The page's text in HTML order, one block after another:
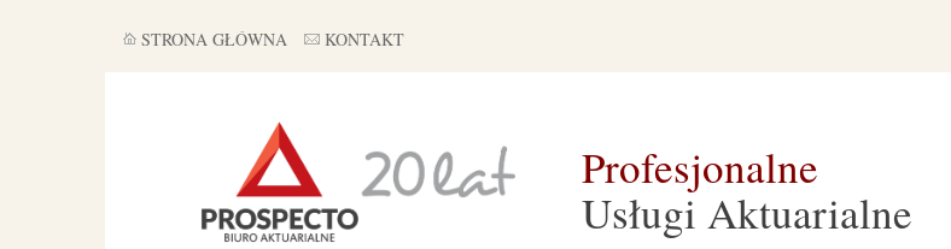
STRONA GŁÓWNA KONTAKT
Profesjonalne
Usługi Aktuarialne